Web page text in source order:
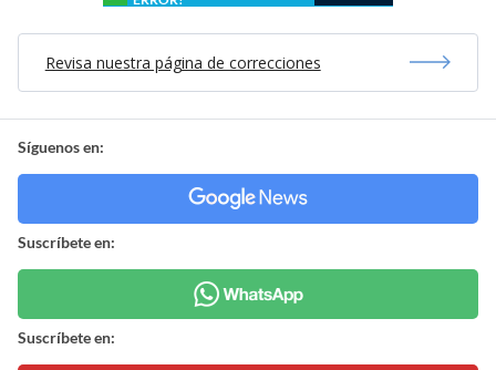
Revisa nuestra página de correcciones
Síguenos en:
Suscríbete en:
Suscríbete en: